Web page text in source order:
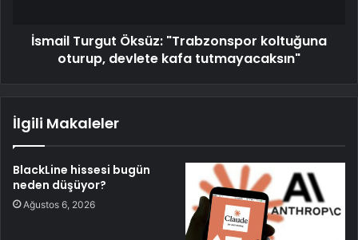
İsmail Turgut Öksüz: "Trabzonspor koltuğuna
oturup, devlete kafa tutmayacaksın"
İlgili Makaleler
BlackLine hissesi bugün
neden düşüyor?
Ağustos 6, 2026